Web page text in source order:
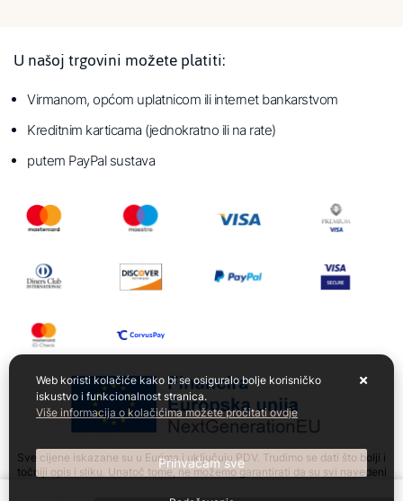
U našoj trgovini možete platiti:
Virmanom, općom uplatnicom ili internet bankarstvom
Kreditnim karticama (jednokratno ili na rate)
putem PayPal sustava
Sve cijene iskazane su u Eurima i uključuju PDV. Trudimo se dati što bolji i
točniji opis i sliku. Unatoč tome, ne možemo garantirati da su svi navedeni
Web koristi kolačiće kako bi se osiguralo bolje korisničko
iskustvo i funkcionalnost stranica.
Više informacija o kolačićima možete pročitati ovdje
Prihvaćam sve